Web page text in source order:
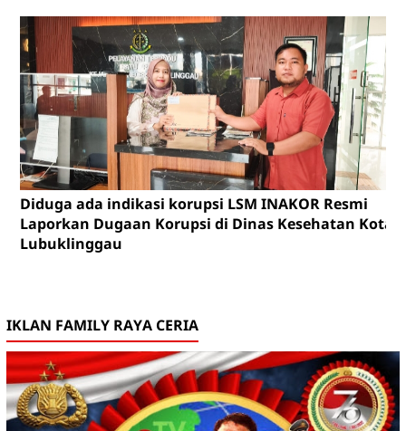
Diduga ada indikasi korupsi LSM INAKOR Resmi
Laporkan Dugaan Korupsi di Dinas Kesehatan Kota
Lubuklinggau
IKLAN FAMILY RAYA CERIA